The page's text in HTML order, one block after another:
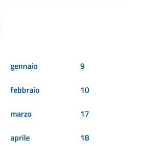
gennaio
febbraio
marzo
aprile
9
10
17
18